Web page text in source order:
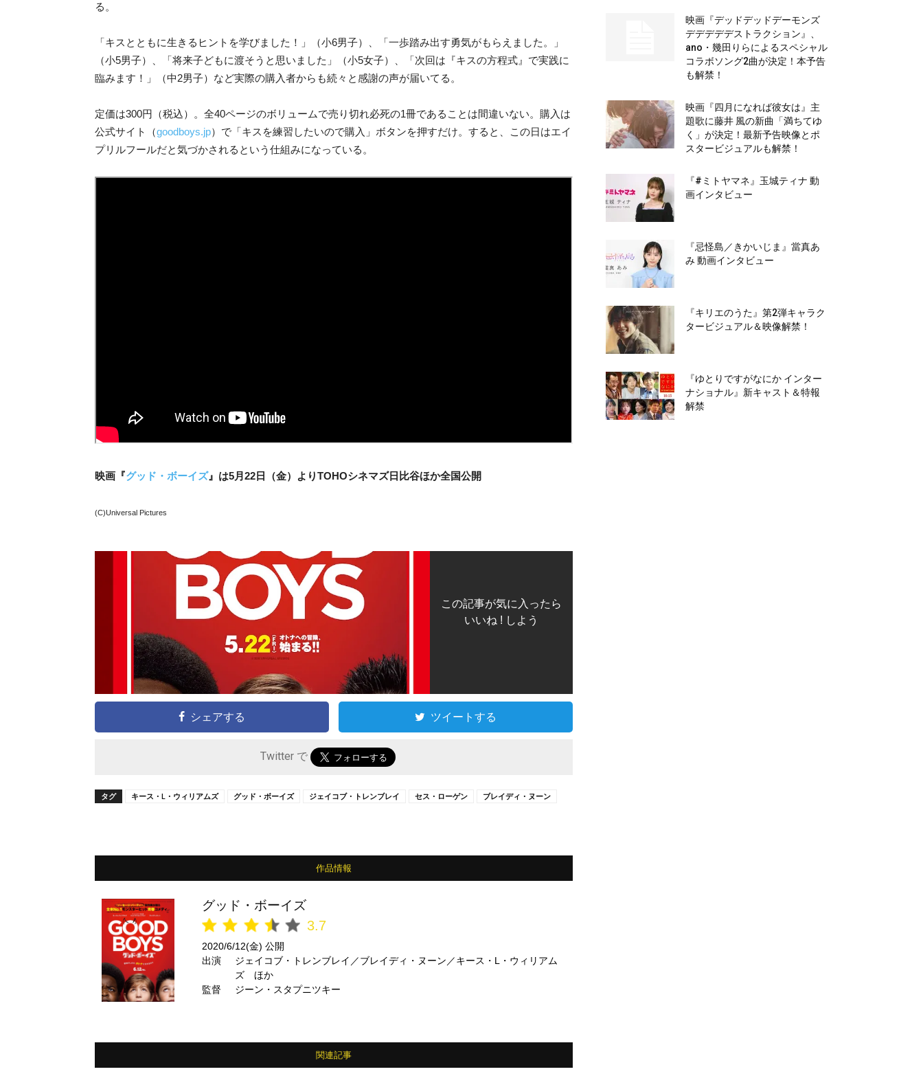
る。
「キスとともに生きるヒントを学びました！」（小6男子）、「一歩踏み出す勇気がもらえました。」
（小5男子）、「将来子どもに渡そうと思いました」（小5女子）、「次回は『キスの方程式』で実践に
臨みます！」（中2男子）など実際の購入者からも続々と感謝の声が届いてる。
定価は300円（税込）。全40ページのボリュームで売り切れ必死の1冊であることは間違いない。購入は
公式サイト（goodboys.jp）で「キスを練習したいので購入」ボタンを押すだけ。すると、この日はエイ
プリルフールだと気づかされるという仕組みになっている。
映画『グッド・ボーイズ』は5月22日（金）よりTOHOシネマズ日比谷ほか全国公開
(C)Universal Pictures
この記事が気に入ったら
いいね ! しよう
シェアする ツイートする
Twitter で
タグ キース・L・ウィリアムズ グッド・ボーイズ ジェイコブ・トレンブレイ セス・ローゲン ブレイディ・ヌーン
作品情報
グッド・ボーイズ
3.7
2020/6/12(金) 公開
出演
ジェイコブ・トレンブレイ／ブレイディ・ヌーン／キース・L・ウィリアム
ズ ほか
監督
ジーン・スタプニツキー
関連記事
映画『デッドデッドデーモンズ
デデデデデストラクション』、
ano・幾田りらによるスペシャル
コラボソング2曲が決定！本予告
も解禁！
映画『四月になれば彼女は』主
題歌に藤井 風の新曲「満ちてゆ
く」が決定！最新予告映像とポ
スタービジュアルも解禁！
『#ミトヤマネ』玉城ティナ 動
画インタビュー
『忌怪島／きかいじま』當真あ
み 動画インタビュー
『キリエのうた』第2弾キャラク
タービジュアル＆映像解禁！
『ゆとりですがなにか インター
ナショナル』新キャスト＆特報
解禁